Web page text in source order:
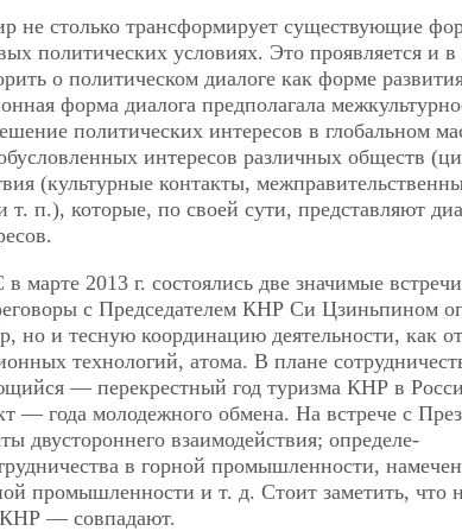
не столько трансформирует существующие
политических условиях. Это проявляется
о политическом диалоге как форме
форма диалога предполагала
политических интересов в глобальном
интересов различных обществ
(культурные контакты,
т. п.), которые, по своей сути, представляют
марте 2013 г. состоялись две значимые
с Председателем КНР Си Цзиньпином
но и тесную координацию деятельности,
технологий, атома. В плане
— перекрестный год туризма КНР в
— года молодежного обмена. На встрече с
двустороннего взаимодействия; определе-
в горной промышленности,
промышленности и т. д. Стоит заметить, что
— совпадают.